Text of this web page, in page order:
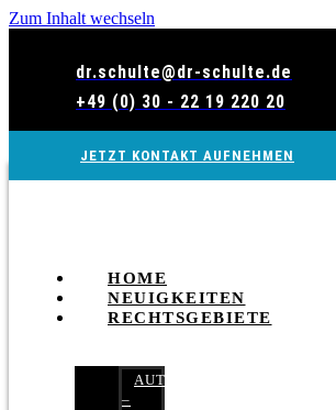
Zum Inhalt wechseln
dr.schulte@dr-schulte.de
+49 (0) 30 - 22 19 220 20
JETZT KONTAKT AUFNEHMEN
HOME
NEUIGKEITEN
RECHTSGEBIETE
AUTOBETRUG
–